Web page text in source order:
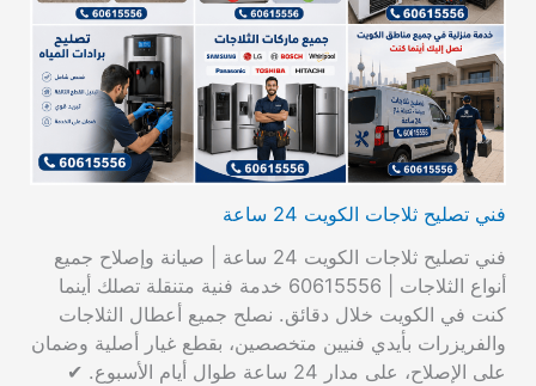
فني تصليح ثلاجات الكويت 24 ساعة
فني تصليح ثلاجات الكويت 24 ساعة | صيانة وإصلاح جميع
أنواع الثلاجات | 60615556 خدمة فنية متنقلة تصلك أينما
كنت في الكويت خلال دقائق. نصلح جميع أعطال الثلاجات
والفريزرات بأيدي فنيين متخصصين، بقطع غيار أصلية وضمان
على الإصلاح، على مدار 24 ساعة طوال أيام الأسبوع. ✔